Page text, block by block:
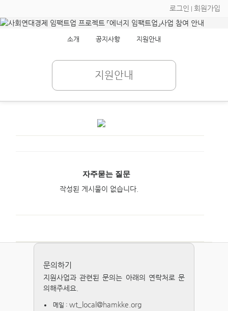
로그인 회원가입
소개 공지사항 지원안내
지원안내
자주묻는 질문
작성된 게시물이 없습니다.
문의하기
지원사업과 관련된 문의는 아래의 연락처로 문
의해주세요.
메일 :wt_local@hamkke.org